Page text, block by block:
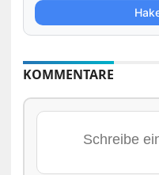
KOMMENTARE